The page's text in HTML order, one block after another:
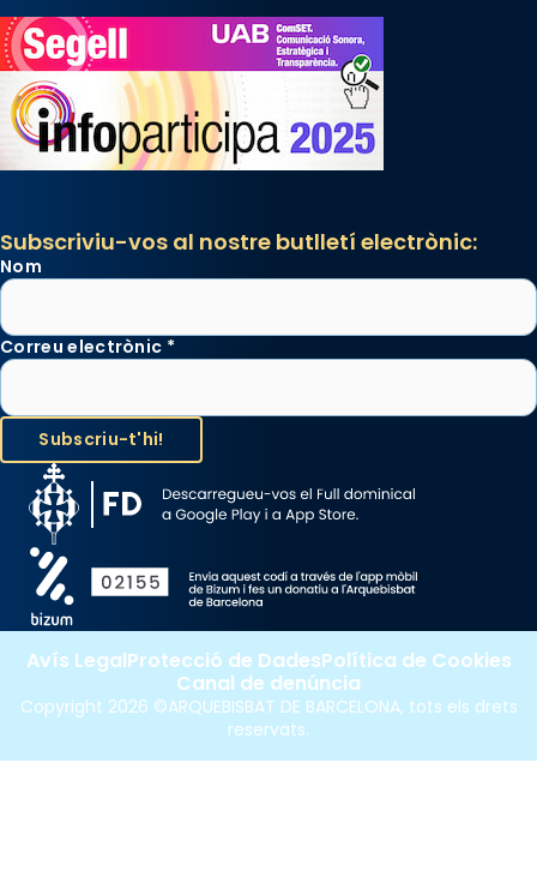
Subscriviu-vos al nostre butlletí electrònic:
Nom
Correu electrònic *
Copyright 2026 ©ARQUEBISBAT DE BARCELONA, tots els drets
reservats.
Avís LegalProtecció de DadesPolítica de Cookies
Canal de denúncia